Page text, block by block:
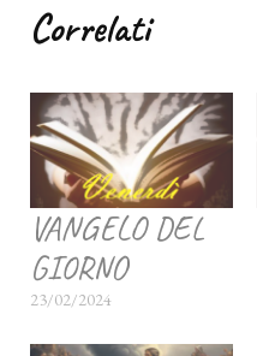
Correlati
VANGELO DEL
GIORNO
23/02/2024